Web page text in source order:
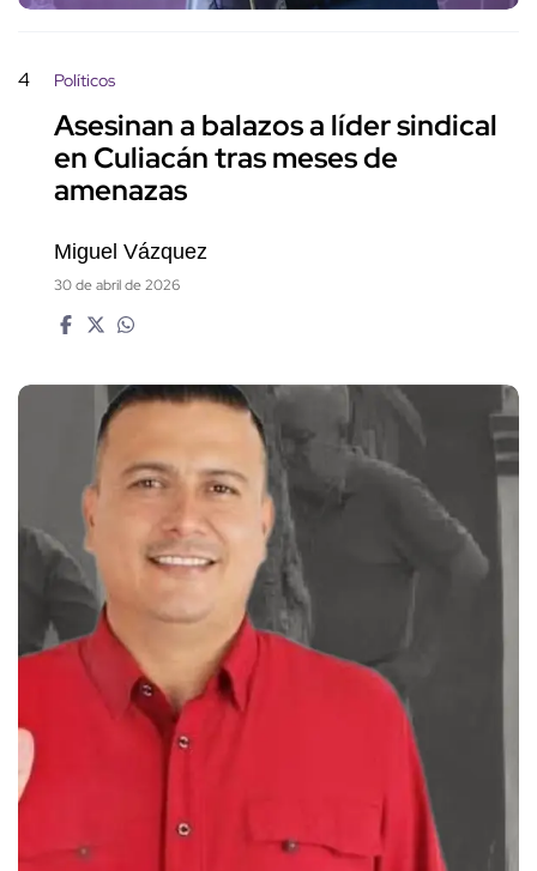
4 Políticos
Asesinan a balazos a líder sindical
en Culiacán tras meses de
amenazas
Miguel Vázquez
30 de abril de 2026